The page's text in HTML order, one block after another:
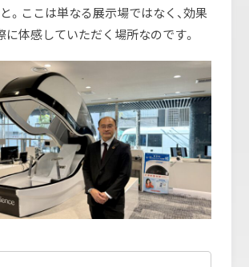
。ここは単なる展示場ではなく、効果
に体感していただく場所なのです。